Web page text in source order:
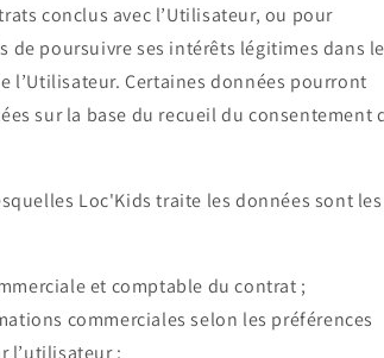
conclus avec l’Utilisateur, ou pour
de poursuivre ses intérêts légitimes dans
l’Utilisateur. Certaines données pourront
sur la base du recueil du consentement
Loc'Kids traite les données sont les
et comptable du contrat ;
commerciales selon les préférences
l’utilisateur ;